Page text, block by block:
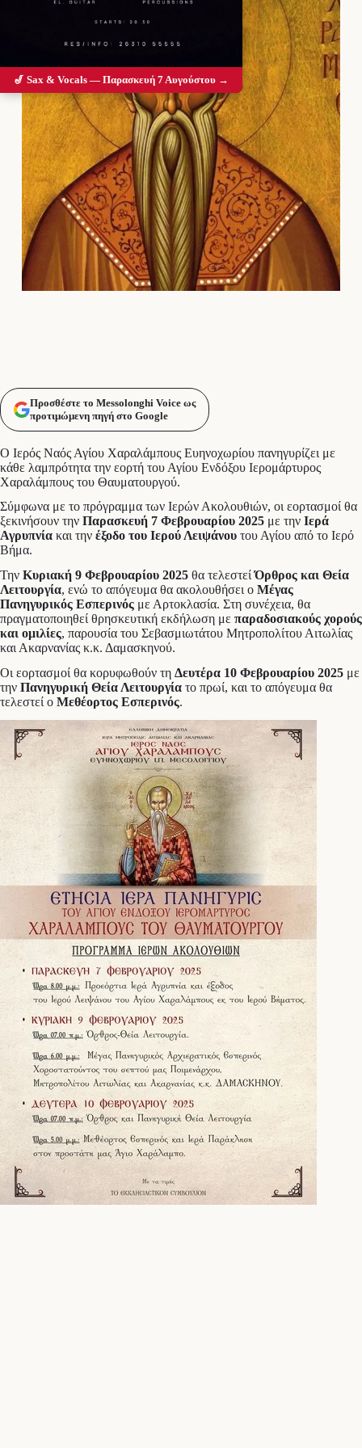
Προσθέστε το Messolonghi Voice ως
προτιμώμενη πηγή στο Google
Ο Ιερός Ναός Αγίου Χαραλάμπους Ευηνοχωρίου πανηγυρίζει με
κάθε λαμπρότητα την εορτή του Αγίου Ενδόξου Ιερομάρτυρος
Χαραλάμπους του Θαυματουργού.
Σύμφωνα με το πρόγραμμα των Ιερών Ακολουθιών, οι εορτασμοί θα
ξεκινήσουν την Παρασκευή 7 Φεβρουαρίου 2025 με την Ιερά
Αγρυπνία και την έξοδο του Ιερού Λειψάνου του Αγίου από το Ιερό
Βήμα.
Την Κυριακή 9 Φεβρουαρίου 2025 θα τελεστείΌρθρος και Θεία
Λειτουργία, ενώ το απόγευμα θα ακολουθήσει ο Μέγας
Πανηγυρικός Εσπερινός με Αρτοκλασία. Στη συνέχεια, θα
πραγματοποιηθεί θρησκευτική εκδήλωση με παραδοσιακούς χορούς
και ομιλίες, παρουσία του Σεβασμιωτάτου Μητροπολίτου Αιτωλίας
και Ακαρνανίας κ.κ. Δαμασκηνού.
Οι εορτασμοί θα κορυφωθούν τη Δευτέρα 10 Φεβρουαρίου 2025 με
την Πανηγυρική Θεία Λειτουργία το πρωί, και το απόγευμα θα
τελεστεί ο Μεθέορτος Εσπερινός.
🎷 Sax & Vocals — Παρασκευή 7 Αυγούστου →